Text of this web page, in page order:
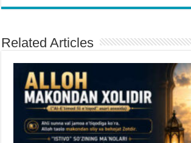
Related Articles